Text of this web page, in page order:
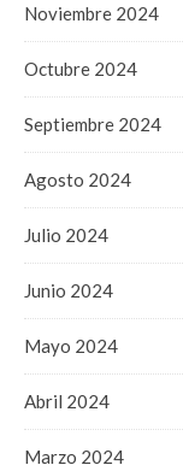
Noviembre 2024
Octubre 2024
Septiembre 2024
Agosto 2024
Julio 2024
Junio 2024
Mayo 2024
Abril 2024
Marzo 2024